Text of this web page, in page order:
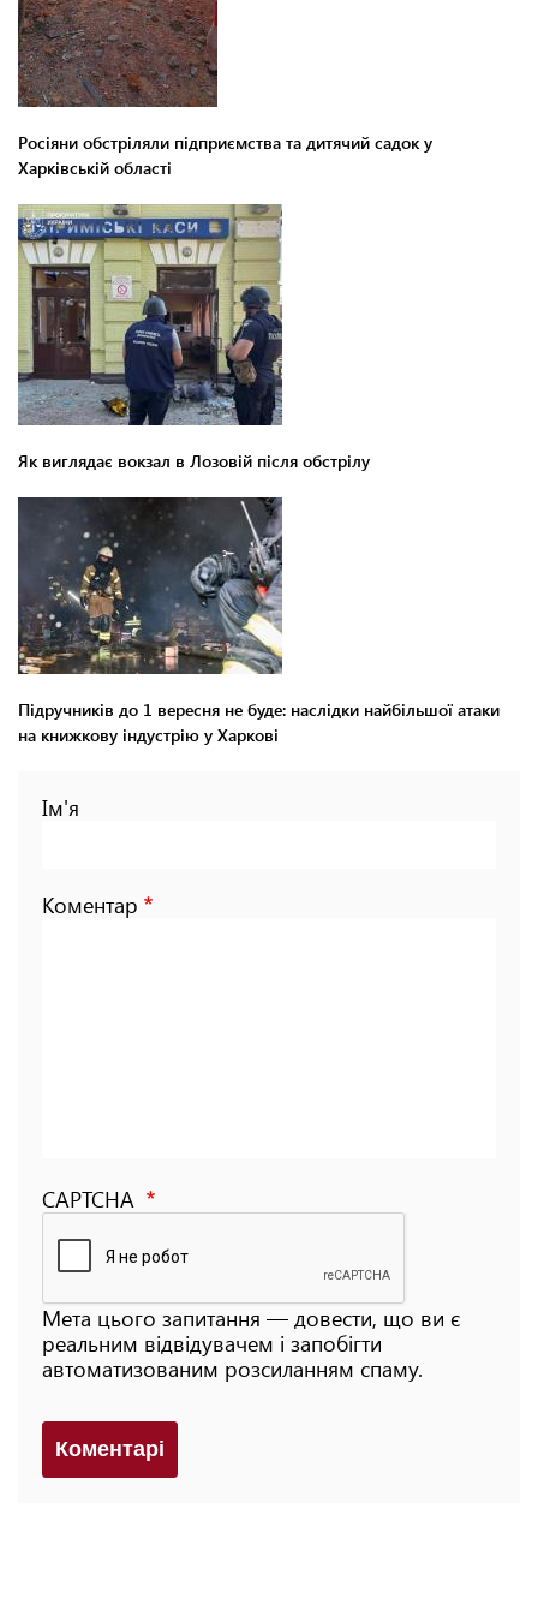
Росіяни обстріляли підприємства та дитячий садок у
Харківській області
Як виглядає вокзал в Лозовій після обстрілу
Підручників до 1 вересня не буде: наслідки найбільшої атаки
на книжкову індустрію у Харкові
Ім'я
Коментар
CAPTCHA
Мета цього запитання — довести, що ви є
реальним відвідувачем і запобігти
автоматизованим розсиланням спаму.
Коментарi